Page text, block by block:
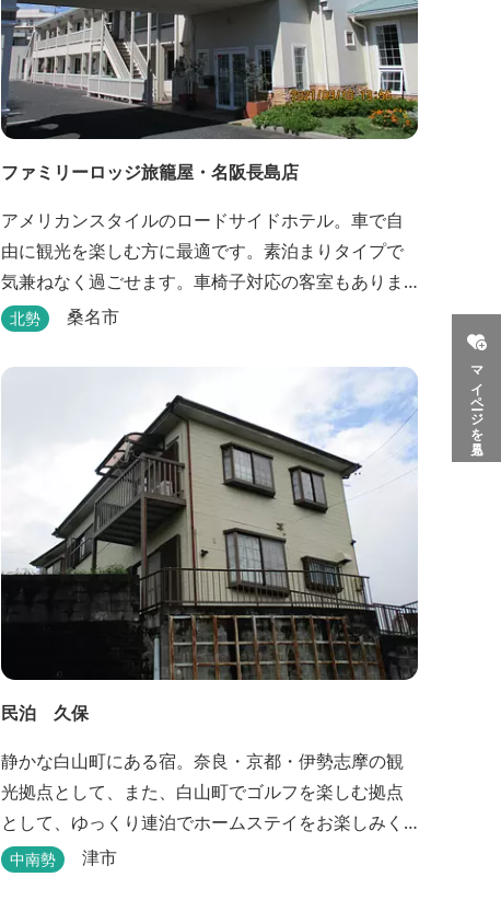
マイページを見る
ファミリーロッジ旅籠屋・名阪長島店
アメリカンスタイルのロードサイドホテル。車で自
由に観光を楽しむ方に最適です。素泊まりタイプで
気兼ねなく過ごせます。車椅子対応の客室もありま
す。
北勢 桑名市
民泊 久保
静かな白山町にある宿。奈良・京都・伊勢志摩の観
光拠点として、また、白山町でゴルフを楽しむ拠点
として、ゆっくり連泊でホームステイをお楽しみく
ださい。
中南勢 津市